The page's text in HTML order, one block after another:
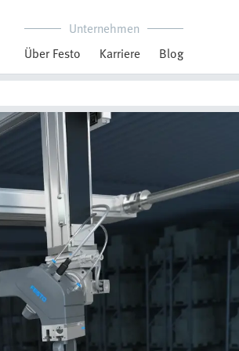
Unternehmen
Über Festo
Karriere Blog